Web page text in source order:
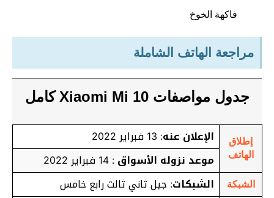
فاكهة الخوخ
مراجعة الهاتف الشاملة
جدول مواصفات Xiaomi Mi 10 كامل
إطلاق
الهاتف
الإعلان عنه: 13 فبراير 2022
موعد نزوله الأسواق: 14 فبراير 2022
الشبكة الشبكات: جيل ثاني ثالث رابع خامس